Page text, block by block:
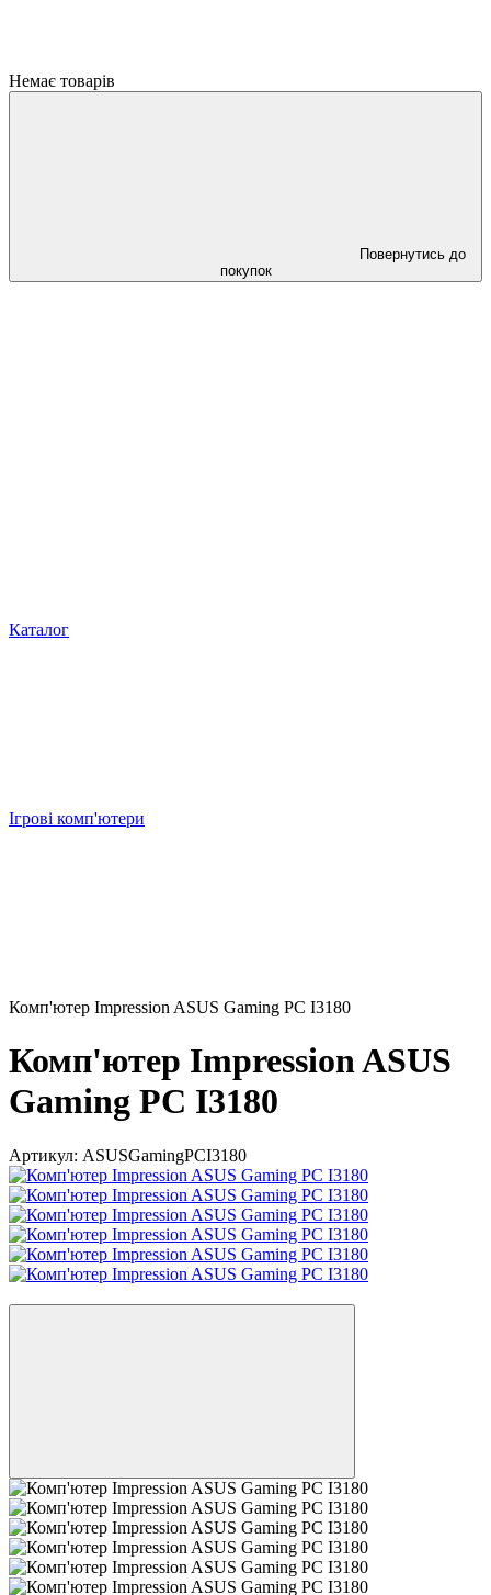
Немає товарів
Повернутись до
покупок
Каталог
Ігрові комп'ютери
Комп'ютер Impression ASUS Gaming PC I3180
Комп'ютер Impression ASUS
Gaming PC I3180
Артикул: ASUSGamingPCI3180